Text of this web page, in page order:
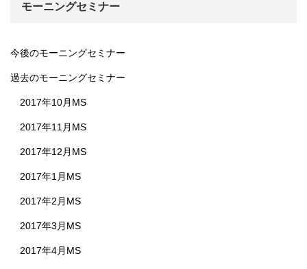
モーニングセミナー
今後のモーニングセミナー
過去のモーニングセミナー
2017年10月MS
2017年11月MS
2017年12月MS
2017年1月MS
2017年2月MS
2017年3月MS
2017年4月MS